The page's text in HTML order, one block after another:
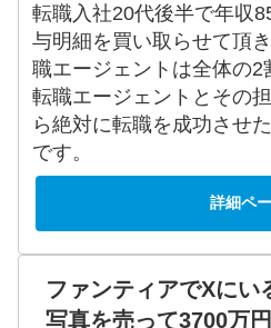
転職入社20代後半で年収
与明細を買い取らせて頂
職エージェントは全体の
転職エージェントとその
ら絶対に転職を成功させ
です。
詳細ペ
ファンティアでXにい
写真を売って3700万